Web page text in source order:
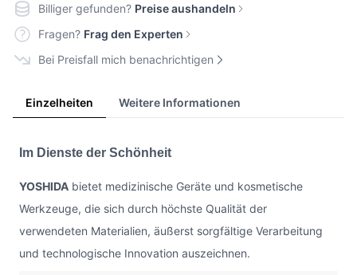
Billiger gefunden? Preise aushandeln
Fragen? Frag den Experten
Bei Preisfall mich benachrichtigen
Einzelheiten Weitere Informationen
Im Dienste der Schönheit
YOSHIDA bietet medizinische Geräte und kosmetische
Werkzeuge, die sich durch höchste Qualität der
verwendeten Materialien, äußerst sorgfältige Verarbeitung
und technologische Innovation auszeichnen.